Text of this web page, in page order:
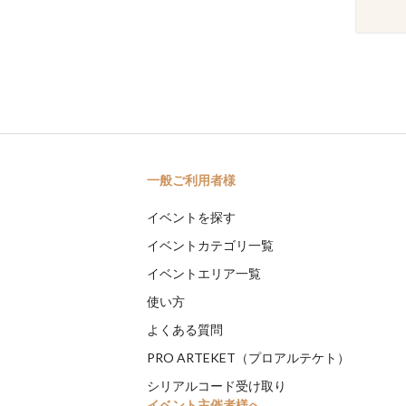
一般ご利用者様
イベントを探す
イベントカテゴリ一覧
イベントエリア一覧
使い方
よくある質問
PRO ARTEKET（プロアルテケト）
シリアルコード受け取り